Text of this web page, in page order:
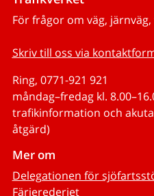
För frågor om väg,
Skriv till oss via
Ring, 0771-921 921
måndag–fredag kl.
trafikinformation och
åtgärd)
Mer om
Delegationen för
Färjerederiet